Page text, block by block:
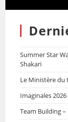
Summer Star
Shakari
Le Ministère du
Imaginales
Team Building